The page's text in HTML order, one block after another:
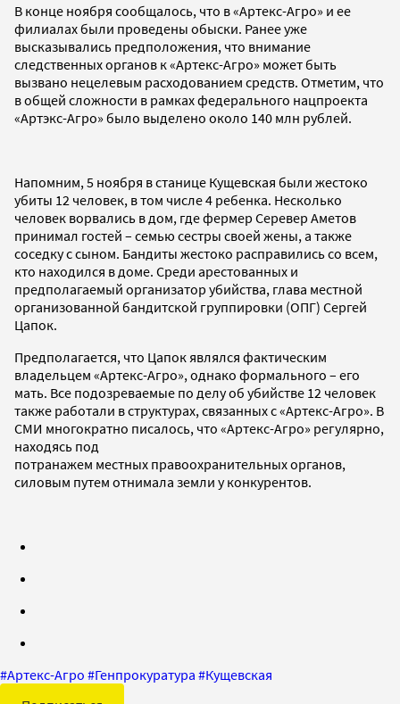
В конце ноября сообщалось, что в «Артекс-Агро» и ее
филиалах были проведены обыски. Ранее уже
высказывались предположения, что внимание
следственных органов к «Артекс-Агро» может быть
вызвано нецелевым расходованием средств. Отметим, что
в общей сложности в рамках федерального нацпроекта
«Артэкс-Агро» было выделено около 140 млн рублей.
Напомним, 5 ноября в станице Кущевская были жестоко
убиты 12 человек, в том числе 4 ребенка. Несколько
человек ворвались в дом, где фермер Серевер Аметов
принимал гостей – семью сестры своей жены, а также
соседку с сыном. Бандиты жестоко расправились со всем,
кто находился в доме. Среди арестованных и
предполагаемый организатор убийства, глава местной
организованной бандитской группировки (ОПГ) Сергей
Цапок.
Предполагается, что Цапок являлся фактическим
владельцем «Артекс-Агро», однако формального – его
мать. Все подозреваемые по делу об убийстве 12 человек
также работали в структурах, связанных с «Артекс-Агро». В
СМИ многократно писалось, что «Артекс-Агро» регулярно,
находясь под
потранажем местных правоохранительных органов,
силовым путем отнимала земли у конкурентов.
#Артекс-Агро #Генпрокуратура #Кущевская